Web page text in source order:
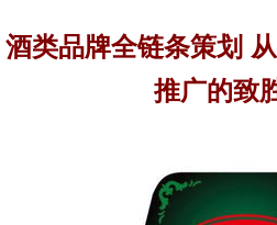
酒类品牌全链条策划
推广的致